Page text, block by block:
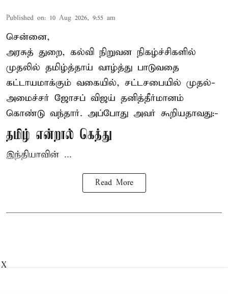
Published on: 10 Aug 2026, 9:55 am
சென்னை,
அரசுத் துறை, கல்வி நிறுவன நிகழ்ச்சிகளில்
முதலில் தமிழ்த்தாய் வாழ்த்து பாடுவதை
கட்டாயமாக்கும் வகையில், சட்டசபையில் முதல்-
அமைச்சர் ஜோசப் விஜய் தனித்தீர்மானம்
கொண்டு வந்தார். அப்போது அவர் கூறியதாவது:-
தமிழ் என்றால் கெத்து
இந்தியாவின் ...
Read More
X